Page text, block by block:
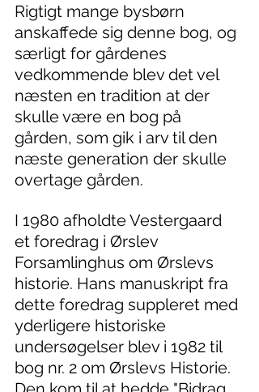
Rigtigt mange bysbørn
anskaffede sig denne bog, og
særligt for gårdenes
vedkommende blev det vel
næsten en tradition at der
skulle være en bog på
gården, som gik i arv til den
næste generation der skulle
overtage gården.
I 1980 afholdte Vestergaard
et foredrag i Ørslev
Forsamlinghus om Ørslevs
historie. Hans manuskript fra
dette foredrag suppleret med
yderligere historiske
undersøgelser blev i 1982 til
bog nr. 2 om Ørslevs Historie.